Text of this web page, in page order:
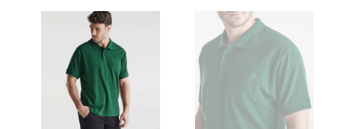
Control de archivos
Al realizar tu pedido de personalización te